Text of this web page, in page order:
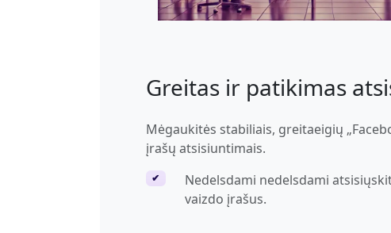
Greitas ir patikimas
Mėgaukitės stabiliais, greitaeigių
įrašų atsisiuntimais.
✔
Nedelsdami nedelsdami
vaizdo įrašus.